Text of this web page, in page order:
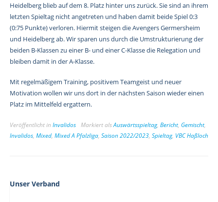
Heidelberg blieb auf dem 8. Platz hinter uns zurück. Sie sind an ihrem
letzten Spieltag nicht angetreten und haben damit beide Spiel 0:3
(0:75 Punkte) verloren. Hiermit steigen die Avengers Germersheim
und Heidelberg ab. Wir sparen uns durch die Umstrukturierung der
beiden B-Klassen zu einer B- und einer C-Klasse die Relegation und
bleiben damit in der A-Klasse.
Mit regelmäßigem Training, positivem Teamgeist und neuer
Motivation wollen wir uns dort in der nächsten Saison wieder einen
Platz im Mittelfeld ergattern.
Veröffentlicht in Invalidos Markiert alsAuswärtsspieltag, Bericht, Gemischt,
Invalidos, Mixed, Mixed A Pfalzliga, Saison 2022/2023, Spieltag, VBC Haßloch
Unser Verband